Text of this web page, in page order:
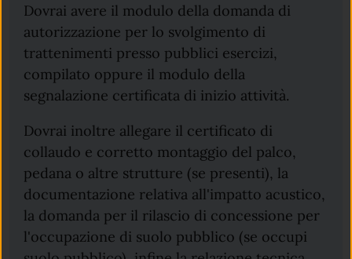
Dovrai avere il modulo della domanda di
autorizzazione per lo svolgimento di
trattenimenti presso pubblici esercizi,
compilato oppure il modulo della
segnalazione certificata di inizio attività.
Dovrai inoltre allegare il certificato di
collaudo e corretto montaggio del palco,
pedana o altre strutture (se presenti), la
documentazione relativa all'impatto acustico,
la domanda per il rilascio di concessione per
l'occupazione di suolo pubblico (se occupi